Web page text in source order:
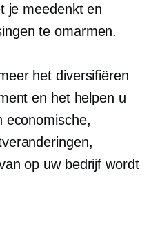
je meedenkt en
te omarmen.
het diversifiëren
en het helpen u
economische,
op uw bedrijf wordt